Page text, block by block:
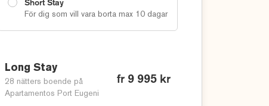
Short Stay
För dig som vill vara borta max 10 dagar
Long Stay
28 nätters boende på
Apartamentos Port Eugeni
fr 9 995 kr